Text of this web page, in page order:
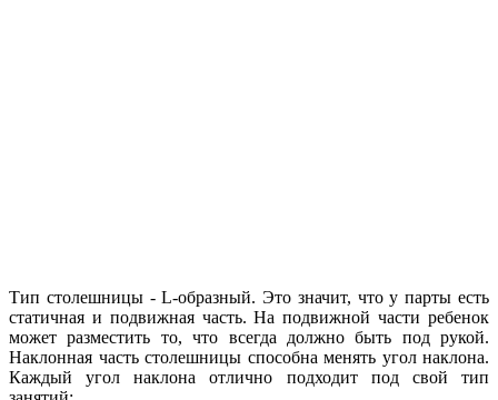
Тип столешницы - L-образный. Это значит, что у парты есть
статичная и подвижная часть. На подвижной части ребенок
может разместить то, что всегда должно быть под рукой.
Наклонная часть столешницы способна менять угол наклона.
Каждый угол наклона отлично подходит под свой тип